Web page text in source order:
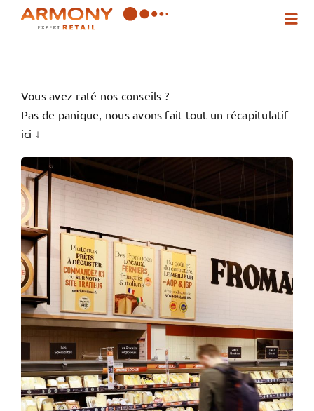
Passer
Nos solutions
Inspirez-vous !
Actualités
Contact
Vous avez raté nos conseils ?
Pas de panique, nous avons fait tout un récapitulatif
ici ↓